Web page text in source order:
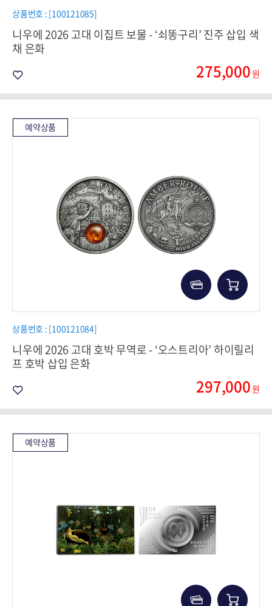
상품번호 : [100121085]
니우에 2026 고대 이집트 보물 - ‘쇠똥구리’ 진주 삽입 색
채 은화
275,000원
예약상품
상품번호 : [100121084]
니우에 2026 고대 호박 무역로 - ‘오스트리아’ 하이릴리
프 호박 삽입 은화
297,000원
예약상품